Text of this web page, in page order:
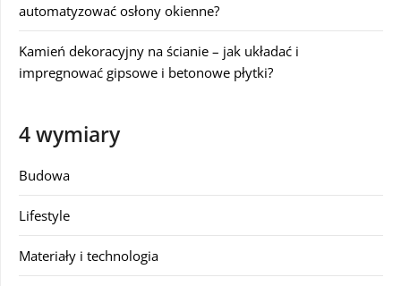
automatyzować osłony okienne?
Kamień dekoracyjny na ścianie – jak układać i
impregnować gipsowe i betonowe płytki?
4 wymiary
Budowa
Lifestyle
Materiały i technologia